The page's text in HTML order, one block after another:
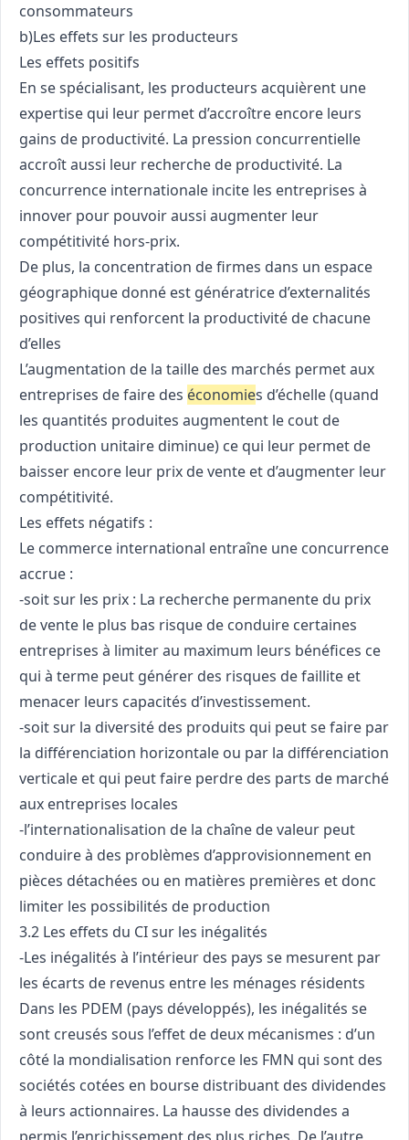
consommateurs
b)Les effets sur les producteurs
Les effets positifs
En se spécialisant, les producteurs acquièrent une
expertise qui leur permet d’accroître encore leurs
gains de productivité. La pression concurrentielle
accroît aussi leur recherche de productivité. La
concurrence internationale incite les entreprises à
innover pour pouvoir aussi augmenter leur
compétitivité hors-prix.
De plus, la concentration de firmes dans un espace
géographique donné est génératrice d’externalités
positives qui renforcent la productivité de chacune
d’elles
L’augmentation de la taille des marchés permet aux
entreprises de faire des économies d’échelle (quand
les quantités produites augmentent le cout de
production unitaire diminue) ce qui leur permet de
baisser encore leur prix de vente et d’augmenter leur
compétitivité.
Les effets négatifs :
Le commerce international entraîne une concurrence
accrue :
-soit sur les prix : La recherche permanente du prix
de vente le plus bas risque de conduire certaines
entreprises à limiter au maximum leurs bénéfices ce
qui à terme peut générer des risques de faillite et
menacer leurs capacités d’investissement.
-soit sur la diversité des produits qui peut se faire par
la différenciation horizontale ou par la différenciation
verticale et qui peut faire perdre des parts de marché
aux entreprises locales
-l’internationalisation de la chaîne de valeur peut
conduire à des problèmes d’approvisionnement en
pièces détachées ou en matières premières et donc
limiter les possibilités de production
3.2 Les effets du CI sur les inégalités
-Les inégalités à l’intérieur des pays se mesurent par
les écarts de revenus entre les ménages résidents
Dans les PDEM (pays développés), les inégalités se
sont creusés sous l’effet de deux mécanismes : d’un
côté la mondialisation renforce les FMN qui sont des
sociétés cotées en bourse distribuant des dividendes
à leurs actionnaires. La hausse des dividendes a